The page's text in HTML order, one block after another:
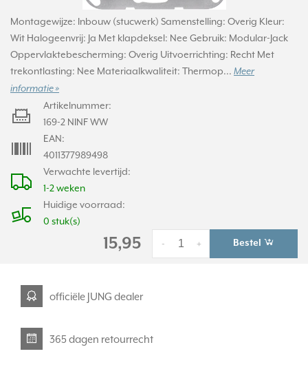
Montagewijze: Inbouw (stucwerk) Samenstelling: Overig Kleur:
Wit Halogeenvrij: Ja Met klapdeksel: Nee Gebruik: Modular-Jack
Oppervlaktebescherming: Overig Uitvoerrichting: Recht Met
trekontlasting: Nee Materiaalkwaliteit: Thermop... Meer
informatie »
Verwachte levertijd:
1-2 weken
Huidige voorraad:
0 stuk(s)
Artikelnummer:
169-2 NINF WW
EAN:
4011377989498
15,95 +
- Bestel
officiële JUNG dealer
365 dagen retourrecht